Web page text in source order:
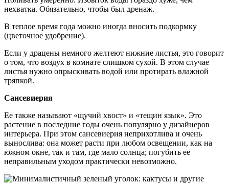
нехватка. Обязательно, чтобы был дренаж.
В теплое время года можно иногда вносить подкормку
(цветочное удобрение).
Если у драцены немного желтеют нижние листья, это говорит
о том, что воздух в комнате слишком сухой. В этом случае
листья нужно опрыскивать водой или протирать влажной
тряпкой.
Сансевиерия
Ее также называют «щучий хвост­» и «тещин язык­». Это
растение в последние годы очень популярно у дизайнеров
интерьера. При этом сансевиерия неприхотлива и очень
вынослива: она может расти при любом освещении, как на
южном окне, так и там, где мало солнца; погубить ее
неправильным уходом практически невозможно.